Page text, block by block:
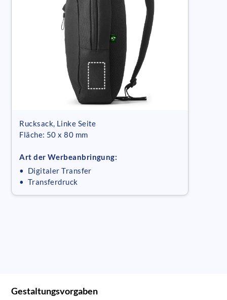
Rucksack, Linke Seite
Fläche: 50 x 80 mm
Art der Werbeanbringung:
• Digitaler Transfer
• Transferdruck
Gestaltungsvorgaben